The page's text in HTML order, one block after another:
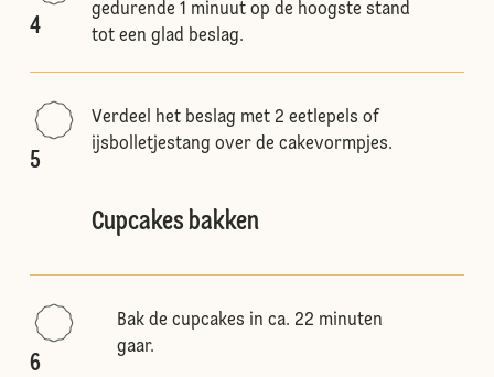
4
gedurende 1 minuut op de hoogste stand
tot een glad beslag.
5
Verdeel het beslag met 2 eetlepels of
ijsbolletjestang over de cakevormpjes.
Cupcakes bakken
6
Bak de cupcakes in ca. 22 minuten
gaar.